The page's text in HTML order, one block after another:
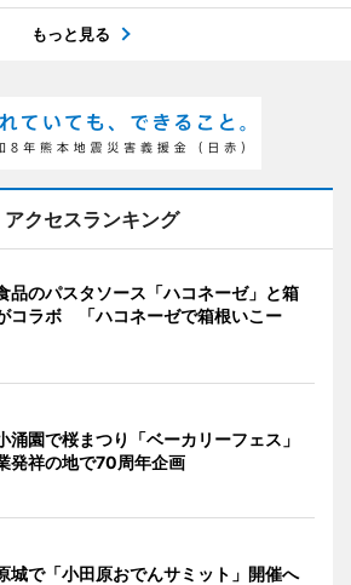
もっと見る
アクセスランキング
品のパスタソース「ハコネーゼ」と箱
コラボ 「ハコネーゼで箱根いこー
涌園で桜まつり「ベーカリーフェス」
発祥の地で70周年企画
城で「小田原おでんサミット」開催へ